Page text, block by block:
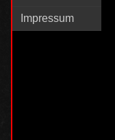
Impressum